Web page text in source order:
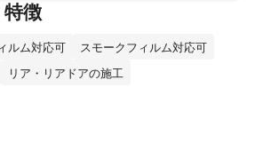
徴
ルム対応可
スモークフィルム対応可
リア・リアドアの施工